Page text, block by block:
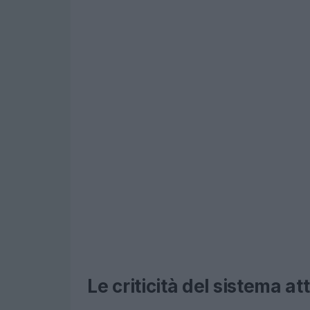
Le criticità del sistema